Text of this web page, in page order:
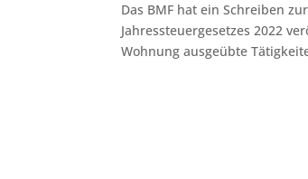
Das BMF hat ein Schreiben
Jahressteuergesetzes 2022
Wohnung ausgeübte